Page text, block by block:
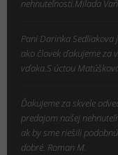
nehnuteľnosti.Milada
Pani Darinka Sedliakova
ako človek ďakujeme za
vďaka.S úctou
Ďakujeme za skvele
predajom našej
ak by sme riešili
dobré. Roman M.